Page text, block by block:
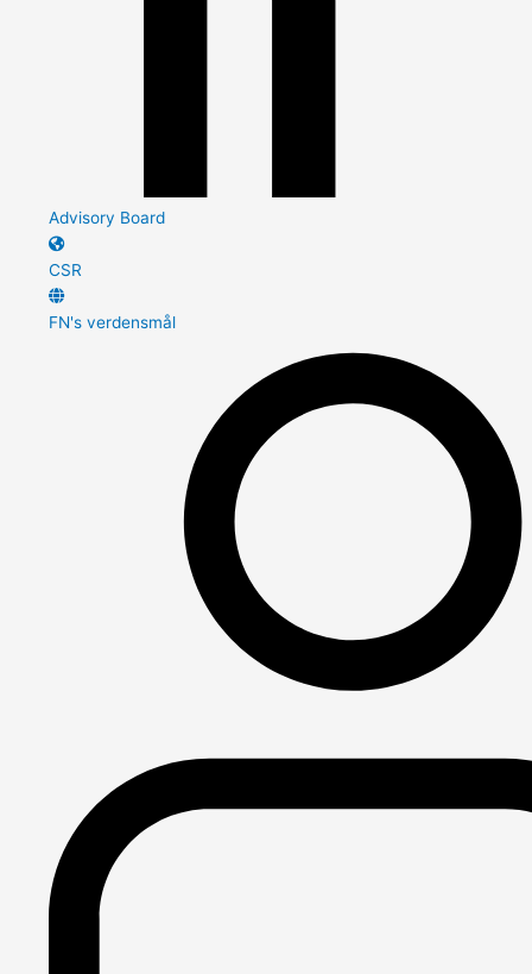
Advisory Board
CSR
FN's verdensmål